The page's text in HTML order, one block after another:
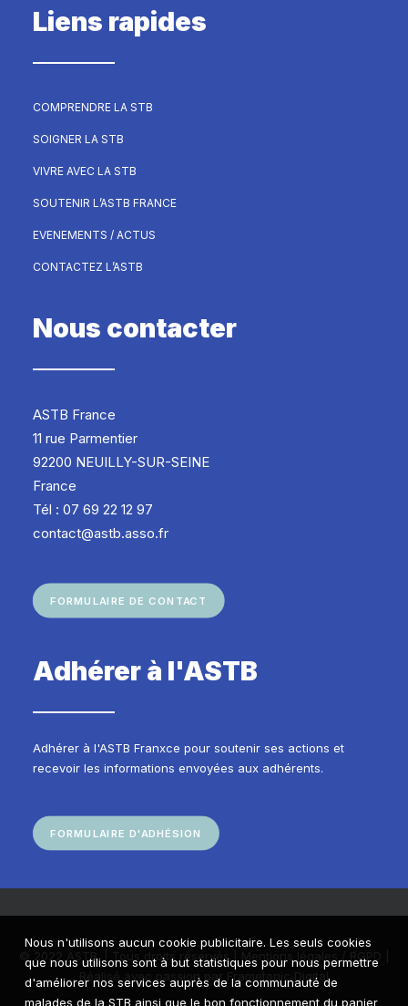
Liens rapides
COMPRENDRE LA STB
SOIGNER LA STB
VIVRE AVEC LA STB
SOUTENIR L’ASTB FRANCE
EVENEMENTS / ACTUS
CONTACTEZ L’ASTB
Nous contacter
ASTB France
11 rue Parmentier
92200 NEUILLY-SUR-SEINE
France
Tél : 07 69 22 12 97
contact@astb.asso.fr
FORMULAIRE DE CONTACT
Adhérer à l'ASTB
Adhérer à l'ASTB Franxce pour soutenir ses actions et
recevoir les informations envoyées aux adhérents.
FORMULAIRE D'ADHÉSION
© 2022 ASTB. | Tous droits réservés | Mentions légales / RGPD
Réalisé avec passion par
Frametonic Digital
Nous n'utilisons aucun cookie publicitaire. Les seuls cookies
que nous utilisons sont à but statistiques pour nous permettre
d'améliorer nos services auprès de la communauté de
malades de la STB ainsi que le bon fonctionnement du panier